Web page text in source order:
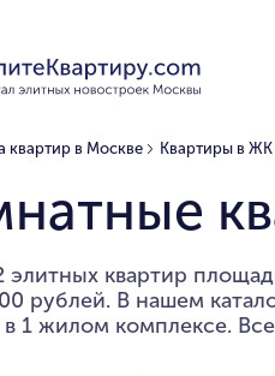
квартир в Москве Квартиры в ЖК
элитных квартир
рублей. В нашем
1 жилом комплексе.